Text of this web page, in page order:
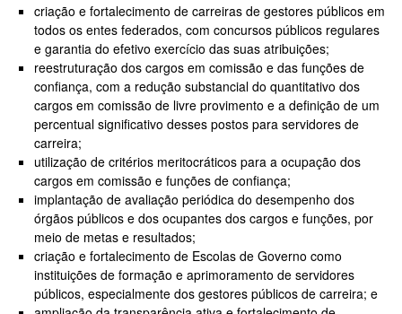
criação e fortalecimento de carreiras de gestores públicos em
todos os entes federados, com concursos públicos regulares
e garantia do efetivo exercício das suas atribuições;
reestruturação dos cargos em comissão e das funções de
confiança, com a redução substancial do quantitativo dos
cargos em comissão de livre provimento e a definição de um
percentual significativo desses postos para servidores de
carreira;
utilização de critérios meritocráticos para a ocupação dos
cargos em comissão e funções de confiança;
implantação de avaliação periódica do desempenho dos
órgãos públicos e dos ocupantes dos cargos e funções, por
meio de metas e resultados;
criação e fortalecimento de Escolas de Governo como
instituições de formação e aprimoramento de servidores
públicos, especialmente dos gestores públicos de carreira; e